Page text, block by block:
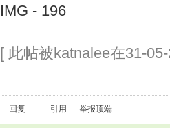
IMG - 196
[ 此帖被katnalee在31-
回复 引用 举报顶端